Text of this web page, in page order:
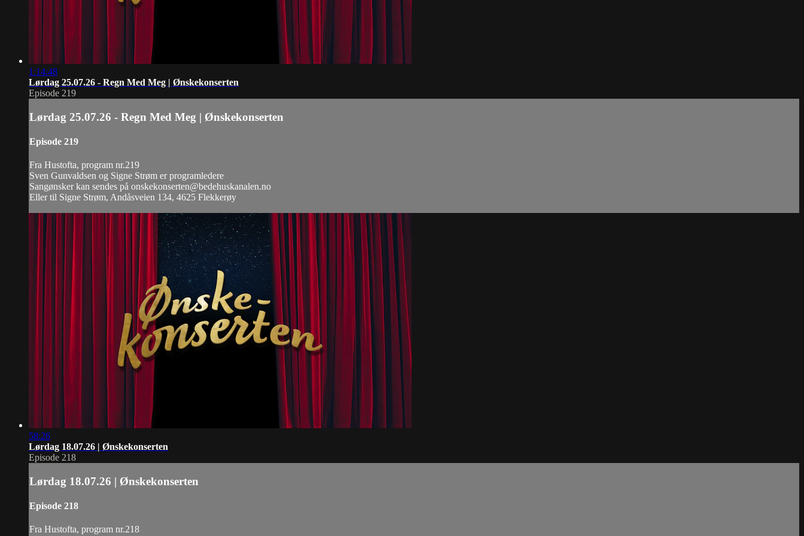
1:14:48
Lørdag 25.07.26 - Regn Med Meg | Ønskekonserten
Episode 219
Lørdag 25.07.26 - Regn Med Meg | Ønskekonserten
Episode 219
Fra Hustofta, program nr.219
Sven Gunvaldsen og Signe Strøm er programledere
Sangønsker kan sendes på onskekonserten@bedehuskanalen.no
Eller til Signe Strøm, Andåsveien 134, 4625 Flekkerøy
58:26
Lørdag 18.07.26 | Ønskekonserten
Episode 218
Lørdag 18.07.26 | Ønskekonserten
Episode 218
Fra Hustofta, program nr.218